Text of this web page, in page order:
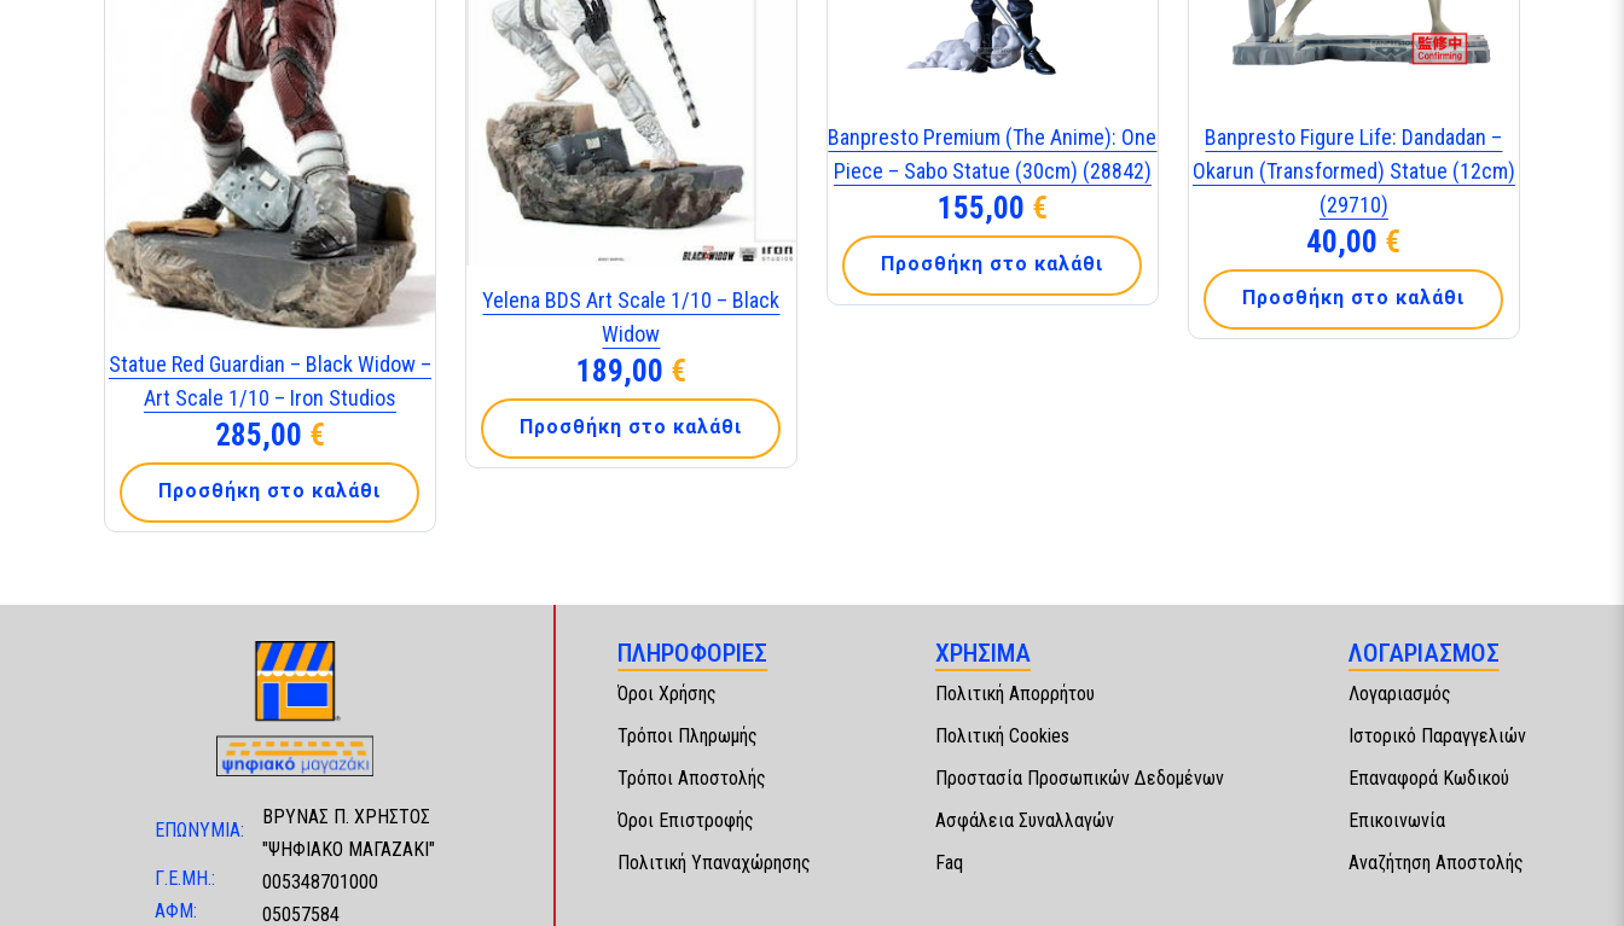
Statue Red Guardian – Black Widow –
Art Scale 1/10 – Iron Studios
285,00 €
Προσθήκη στο καλάθι
Yelena BDS Art Scale 1/10 – Black
Widow
189,00 €
Προσθήκη στο καλάθι
Banpresto Premium (The Anime): One
Piece – Sabo Statue (30cm) (28842)
155,00 €
Προσθήκη στο καλάθι
Banpresto Figure Life: Dandadan –
Okarun (Transformed) Statue (12cm)
(29710)
40,00 €
Προσθήκη στο καλάθι
ΕΠΩΝΥΜΙΑ:
ΒΡΥΝΑΣ Π. ΧΡΗΣΤΟΣ
"ΨΗΦΙΑΚΟ ΜΑΓΑΖΑΚΙ"
Γ.Ε.ΜΗ.:
005348701000
ΑΦΜ:
05057584
ΠΛΗΡΟΦΟΡΙΕΣ
Όροι Χρήσης
Τρόποι Πληρωμής
Τρόποι Αποστολής
Όροι Επιστροφής
Πολιτική Υπαναχώρησης
ΧΡΗΣΙΜΑ
Πολιτική Απορρήτου
Πολιτική Cookies
Προστασία Προσωπικών Δεδομένων
Ασφάλεια Συναλλαγών
Faq
ΛΟΓΑΡΙΑΣΜΟΣ
Λογαριασμός
Ιστορικό Παραγγελιών
Επαναφορά Κωδικού
Επικοινωνία
Αναζήτηση Αποστολής